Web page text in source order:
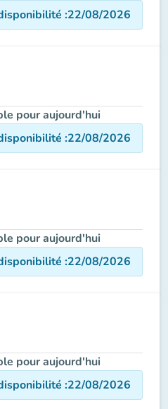
:22/08/2026
pour aujourd'hui
:22/08/2026
pour aujourd'hui
:22/08/2026
pour aujourd'hui
:22/08/2026